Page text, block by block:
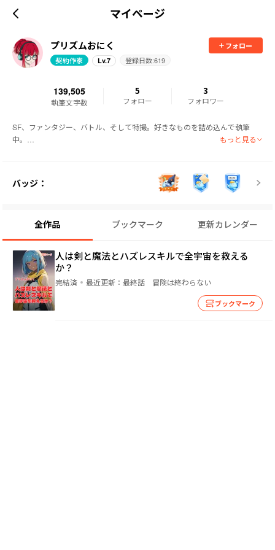
マイページ
プリズムおにく フォロー
契約作家 Lv.7 登録日数:619
139,505
執筆文字数
5
フォロー
3
フォロワー
SF、ファンタジー、バトル、そして特撮。好きなものを詰め込んで執筆
中。
もっと見る
バッジ：
全作品 ブックマーク 更新カレンダー
人は剣と魔法とハズレスキルで全宇宙を救える
か？
完結済 最近更新： 最終話 冒険は終わらない
ブックマーク